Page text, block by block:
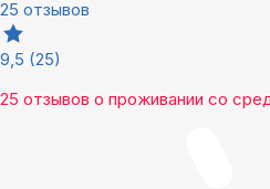
25 отзывов
9,5 (25)
25 отзывов о проживании со